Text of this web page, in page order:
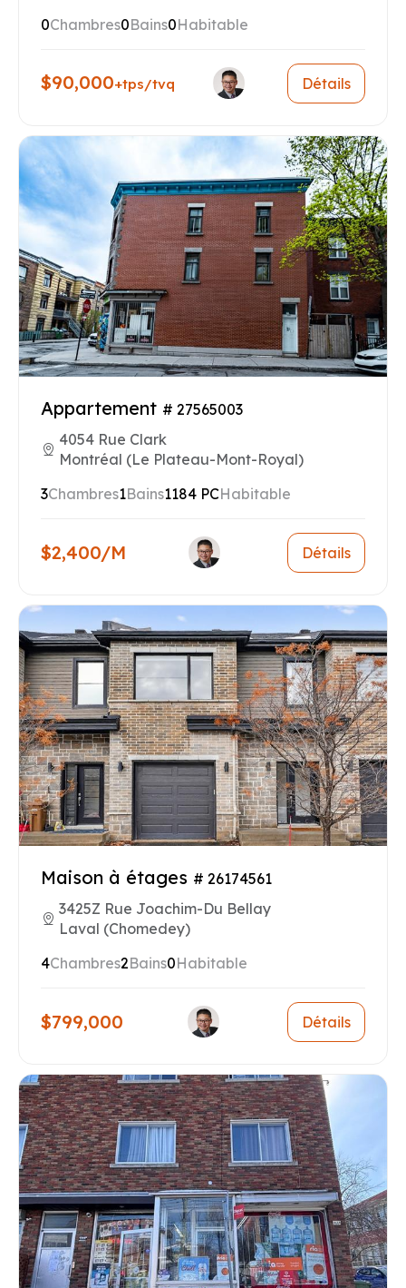
0Chambres0Bains0Habitable
$90,000+tps/tvq Détails
Appartement # 27565003
4054 Rue Clark
Montréal (Le Plateau-Mont-Royal)
3Chambres1Bains1184 PCHabitable
$2,400/M Détails
Maison à étages # 26174561
3425Z Rue Joachim-Du Bellay
Laval (Chomedey)
4Chambres2Bains0Habitable
$799,000 Détails